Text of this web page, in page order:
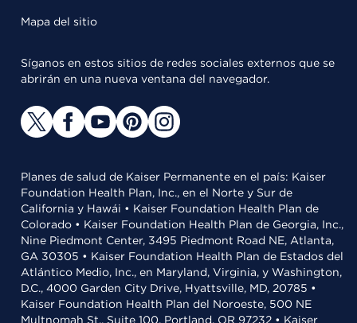
Mapa del sitio
Síganos en estos sitios de redes sociales externos que se
abrirán en una nueva ventana del navegador.
Planes de salud de Kaiser Permanente en el país: Kaiser
Foundation Health Plan, Inc., en el Norte y Sur de
California y Hawái • Kaiser Foundation Health Plan de
Colorado • Kaiser Foundation Health Plan de Georgia, Inc.,
Nine Piedmont Center, 3495 Piedmont Road NE, Atlanta,
GA 30305 • Kaiser Foundation Health Plan de Estados del
Atlántico Medio, Inc., en Maryland, Virginia, y Washington,
D.C., 4000 Garden City Drive, Hyattsville, MD, 20785 •
Kaiser Foundation Health Plan del Noroeste, 500 NE
Multnomah St., Suite 100, Portland, OR 97232 • Kaiser